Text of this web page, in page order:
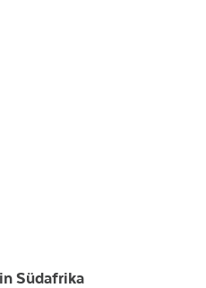
Südafrika